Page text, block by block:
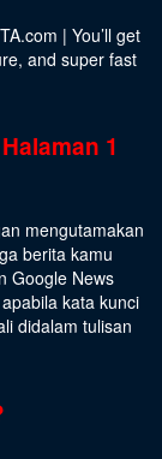
| You’ll get
and super fast
1
mengutamakan
berita kamu
Google News
kata kunci
didalam tulisan